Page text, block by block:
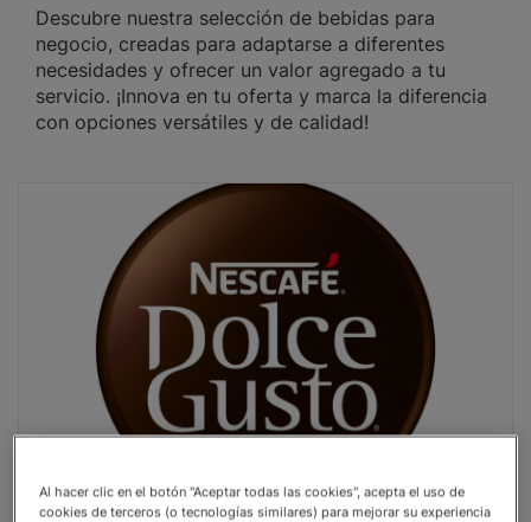
Descubre nuestra selección de bebidas para
negocio, creadas para adaptarse a diferentes
necesidades y ofrecer un valor agregado a tu
servicio. ¡Innova en tu oferta y marca la diferencia
con opciones versátiles y de calidad!
Al hacer clic en el botón "Aceptar todas las cookies", acepta el uso de
cookies de terceros (o tecnologías similares) para mejorar su experiencia